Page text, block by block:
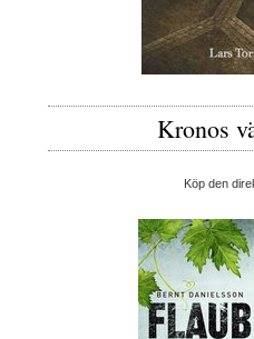
Kronos
Köp den